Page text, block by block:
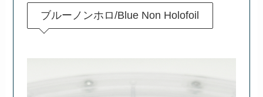
ブルーノンホロ/Blue Non Holofoil